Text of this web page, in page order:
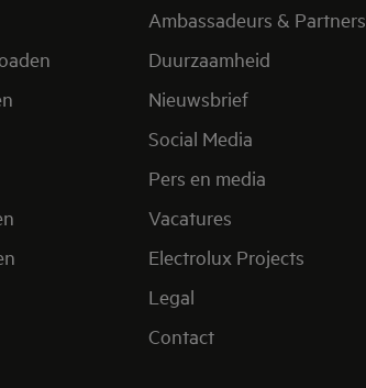
Ambassadeurs & Partners
Duurzaamheid
Nieuwsbrief
Social Media
Pers en media
Vacatures
Electrolux Projects
Legal
Contact